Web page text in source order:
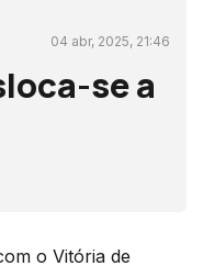
04 abr, 2025, 21:46
se a
o Vitória de